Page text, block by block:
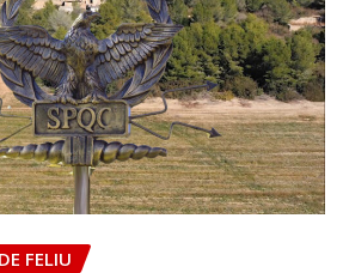
FELIU